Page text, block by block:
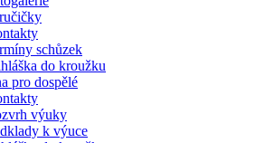
schůzek
do kroužku
pro dospělé
výuky
k výuce